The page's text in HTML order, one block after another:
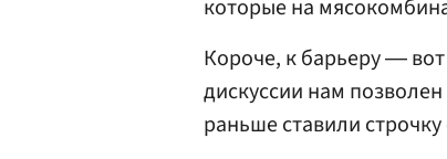
которые на
Короче, к барьеру ―
дискуссии нам
раньше ставили